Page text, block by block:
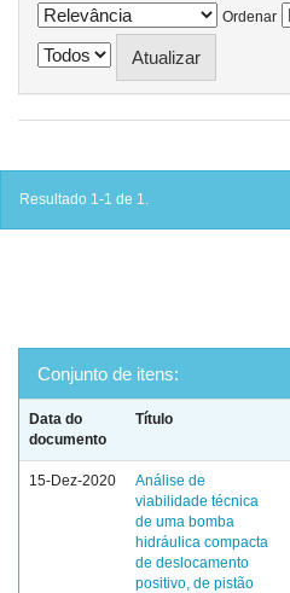
Ordenar
Resultado 1-1 de 1.
Conjunto de itens:
Data do
documento
Título
15-Dez-2020
Análise de
viabilidade técnica
de uma bomba
hidráulica compacta
de deslocamento
positivo, de pistão